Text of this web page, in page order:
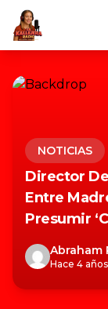
NOTICIAS
Director
Entre
Presumir
Abraham
Hace 4 años